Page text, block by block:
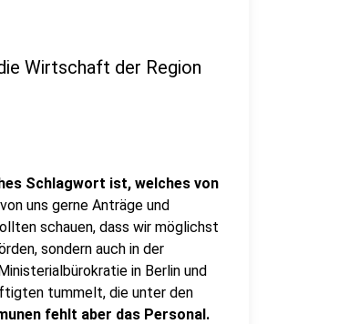
Wirtschaft der Region
Schlagwort ist, welches von
uns gerne Anträge und
schauen, dass wir möglichst
sondern auch in der
in Berlin und
tummelt, die unter den
fehlt aber das Personal.